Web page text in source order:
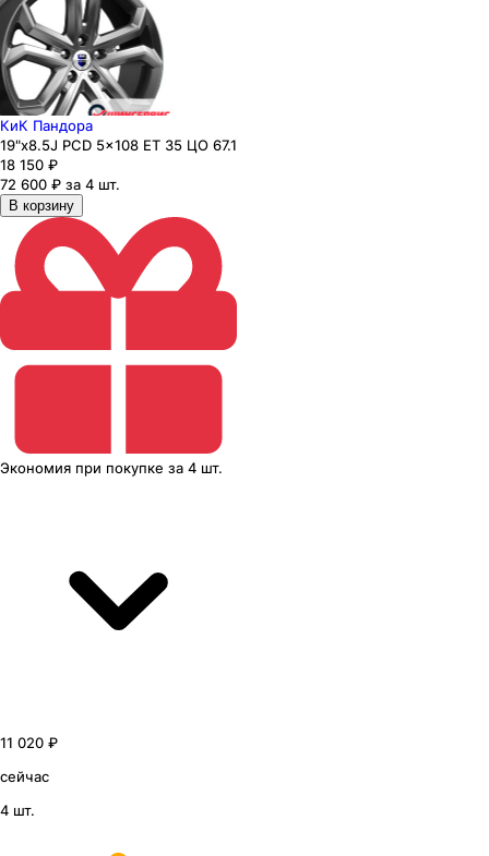
КиК Пандора
19"x8.5J PCD 5x108 ЕТ 35 ЦО 67.1
18 150 ₽
72 600 ₽ за 4 шт.
В корзину
Экономия при покупке за 4 шт.
11 020 ₽
сейчас
4 шт.